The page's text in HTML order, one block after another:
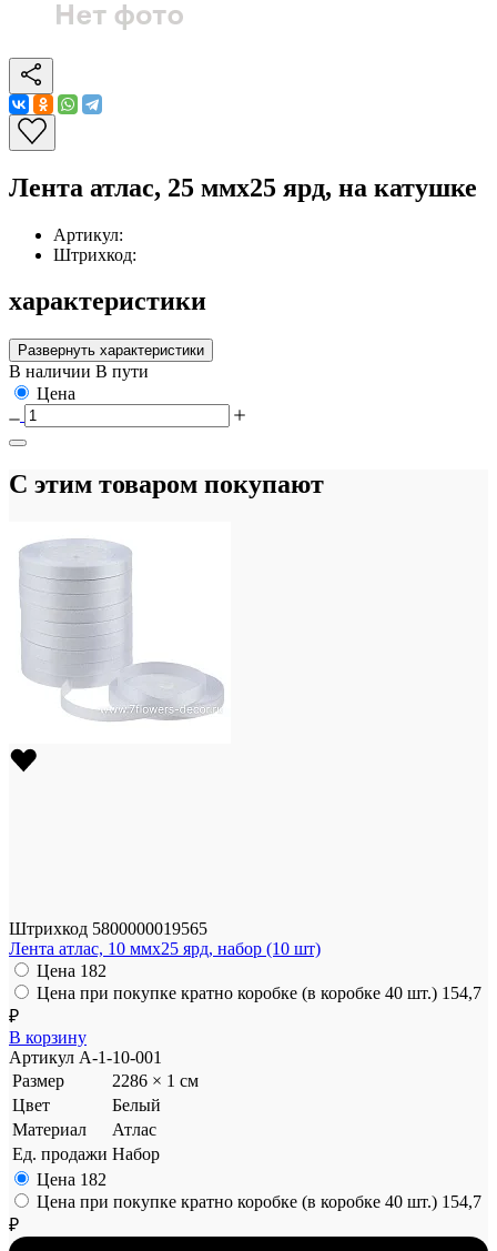
Лента атлас, 25 ммx25 ярд, на катушке
Артикул:
Штрихкод:
характеристики
Развернуть характеристики
В наличии В пути
Цена
С этим товаром покупают
Штрихкод 5800000019565
Лента атлас, 10 ммx25 ярд, набор (10 шт)
Цена 182
Цена при покупке кратно коробке (в коробке 40 шт.) 154,7
₽
В корзину
Артикул A-1-10-001
Размер
2286 × 1 см
Цвет
Белый
Материал
Атлас
Ед. продажи Набор
Цена 182
Цена при покупке кратно коробке (в коробке 40 шт.) 154,7
₽